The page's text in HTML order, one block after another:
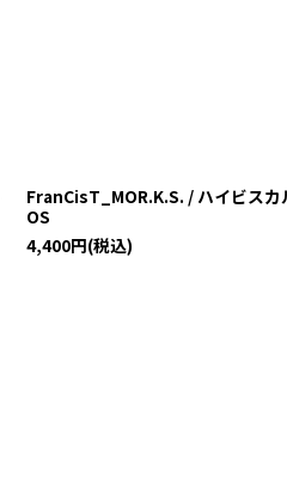
FranCisT_MOR.K.S. / ハイビス
OS
4,400円(税込)